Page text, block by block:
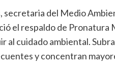
secretaria del Medio
el respaldo de Pronatura
al cuidado ambiental.
y concentran